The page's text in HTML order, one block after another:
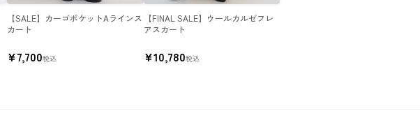
【SALE】カーゴポケットAラインス
カート
¥7,700税込
【FINAL SALE】ウールカルゼフレ
アスカート
¥10,780税込